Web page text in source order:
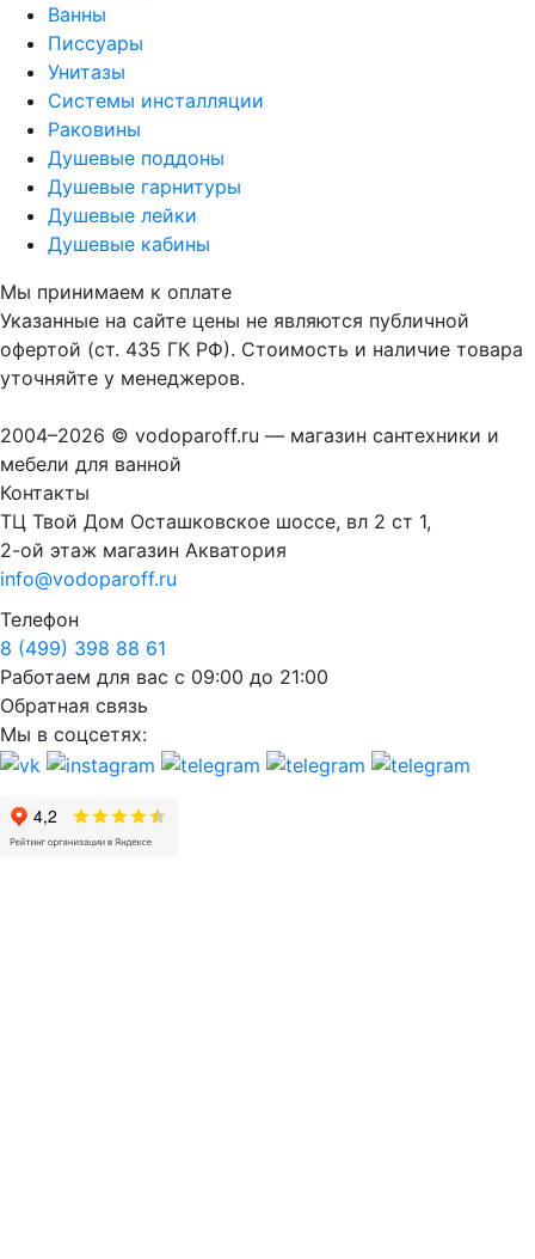
Ванны
Писсуары
Унитазы
Системы инсталляции
Раковины
Душевые поддоны
Душевые гарнитуры
Душевые лейки
Душевые кабины
Мы принимаем к оплате
Указанные на сайте цены не являются публичной
офертой (ст. 435 ГК РФ). Стоимость и наличие товара
уточняйте у менеджеров.
2004–2026 © vodoparoff.ru — магазин сантехники и
мебели для ванной
Контакты
ТЦ Твой Дом Осташковское шоссе, вл 2 ст 1,
2-ой этаж магазин Акватория
info@vodoparoff.ru
Телефон
8 (499) 398 88 61
Работаем для вас с 09:00 до 21:00
Обратная связь
Мы в соцсетях: